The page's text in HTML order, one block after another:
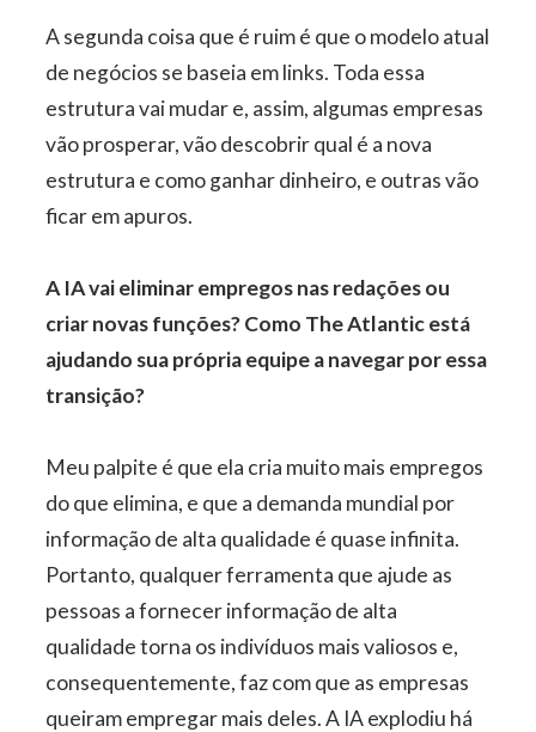
A segunda coisa que é ruim é que o modelo atual
de negócios se baseia em links. Toda essa
estrutura vai mudar e, assim, algumas empresas
vão prosperar, vão descobrir qual é a nova
estrutura e como ganhar dinheiro, e outras vão
ficar em apuros.
A IA vai eliminar empregos nas redações ou
criar novas funções? Como The Atlantic está
ajudando sua própria equipe a navegar por essa
transição?
Meu palpite é que ela cria muito mais empregos
do que elimina, e que a demanda mundial por
informação de alta qualidade é quase infinita.
Portanto, qualquer ferramenta que ajude as
pessoas a fornecer informação de alta
qualidade torna os indivíduos mais valiosos e,
consequentemente, faz com que as empresas
queiram empregar mais deles. A IA explodiu há